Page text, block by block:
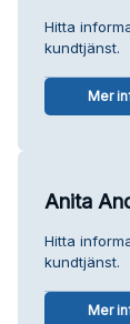
Hitta
kundtjänst.
Mer
Anita
Hitta
kundtjänst.
Mer